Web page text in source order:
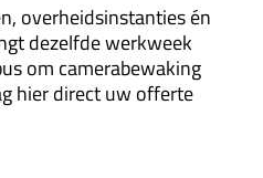
overheidsinstanties én
dezelfde werkweek
om camerabewaking
hier direct uw offerte